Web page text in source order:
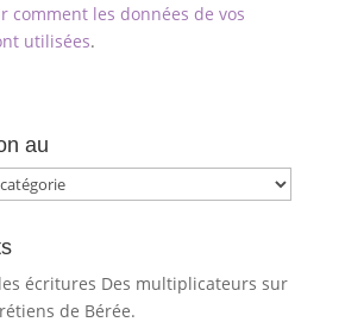
comment les données de vos
utilisées.
au
écritures Des multiplicateurs sur
de Bérée.